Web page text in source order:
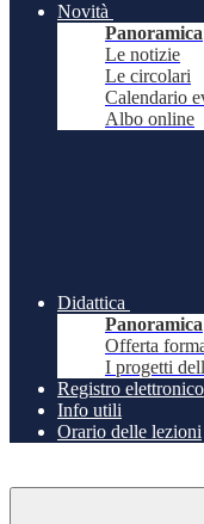
Novità
Panoramica
Le notizie
Le circolari
Calendario
Albo online
Didattica
Panoramica
Offerta
I progetti
Registro elettronico
Info utili
Orario delle lezioni